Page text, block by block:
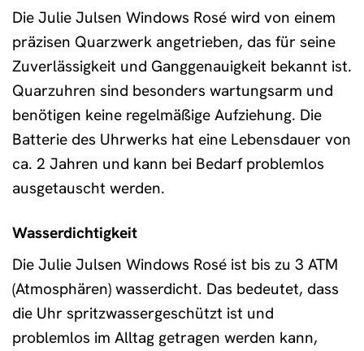
Die Julie Julsen Windows Rosé wird von einem
präzisen Quarzwerk angetrieben, das für seine
Zuverlässigkeit und Ganggenauigkeit bekannt ist.
Quarzuhren sind besonders wartungsarm und
benötigen keine regelmäßige Aufziehung. Die
Batterie des Uhrwerks hat eine Lebensdauer von
ca. 2 Jahren und kann bei Bedarf problemlos
ausgetauscht werden.
Wasserdichtigkeit
Die Julie Julsen Windows Rosé ist bis zu 3 ATM
(Atmosphären) wasserdicht. Das bedeutet, dass
die Uhr spritzwassergeschützt ist und
problemlos im Alltag getragen werden kann,